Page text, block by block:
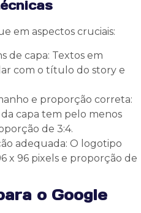
em aspectos cruciais:
de capa: Textos em
com o título do story e
e proporção correta:
capa tem pelo menos
de 3:4.
adequada: O logotipo
x 96 pixels e proporção de
o Google